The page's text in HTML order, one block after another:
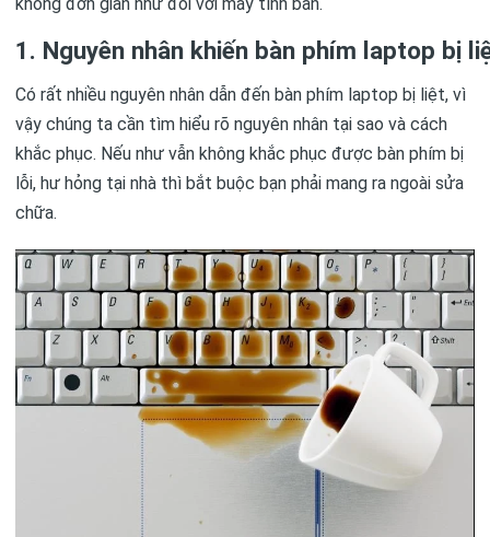
không đơn giản như đối với máy tính bàn.
1. Nguyên nhân khiến bàn phím laptop bị
Có rất nhiều nguyên nhân dẫn đến bàn phím laptop bị liệt, vì
vậy chúng ta cần tìm hiểu rõ nguyên nhân tại sao và cách
khắc phục. Nếu như vẫn không khắc phục được bàn phím bị
lỗi, hư hỏng tại nhà thì bắt buộc bạn phải mang ra ngoài sửa
chữa.